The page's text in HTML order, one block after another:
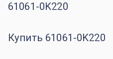
61061-0K220
Купить 61061-0K220